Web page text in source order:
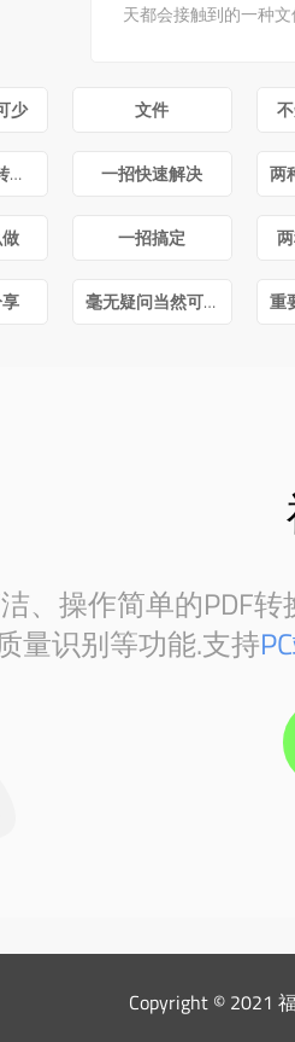
天都会接触到的一种
少 文件
电脑pdf怎么转换成word 一招快速解决
一招搞定
毫无疑问当然可以
、操作简单的PDF
量识别等功能.支持
Copyright © 2021